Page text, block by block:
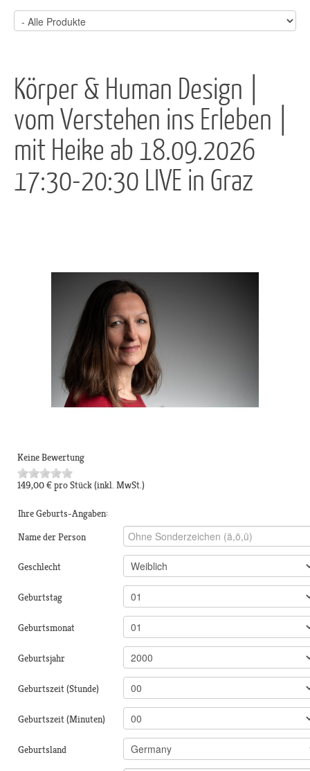
Körper & Human Design |
vom Verstehen ins Erleben |
mit Heike ab 18.09.2026
17:30-20:30 LIVE in Graz
Keine Bewertung
149,00 €pro Stück(inkl. MwSt.)
Ihre Geburts-Angaben:
Name der Person
Geschlecht
Geburtstag
Geburtsmonat
Geburtsjahr
Geburtszeit (Stunde)
Geburtszeit (Minuten)
Geburtsland